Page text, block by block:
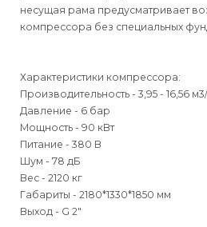
несущая рама предусматривает
компрессора без специальных
Характеристики компрессора:
Производительность - 3,95 - 16,56
Давление - 6 бар
Мощность - 90 кВт
Питание - 380 В
Шум - 78 дБ
Вес - 2120 кг
Габариты - 2180*1330*1850 мм
Выход - G 2"